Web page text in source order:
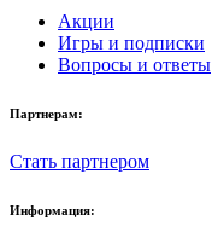
Акции
Игры и подписки
Вопросы и ответы
Партнерам:
Стать партнером
Информация: